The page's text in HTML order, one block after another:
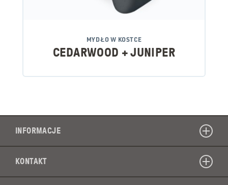
MYDŁO W KOSTCE
CEDARWOOD + JUNIPER
INFORMACJE
KONTAKT